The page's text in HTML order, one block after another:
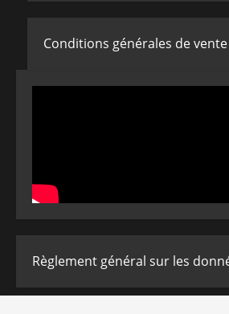
Conditions générales de
Règlement général sur les